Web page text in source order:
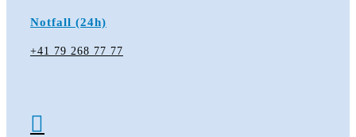
Notfall (24h)
+41 79 268 77 77
